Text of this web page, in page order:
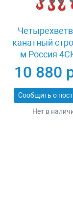
канатный
м Россия
10 880
Нет в